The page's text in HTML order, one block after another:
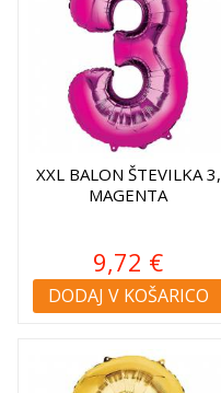
XXL BALON ŠTEVILKA 3,
MAGENTA
9,72 €
DODAJ V KOŠARICO